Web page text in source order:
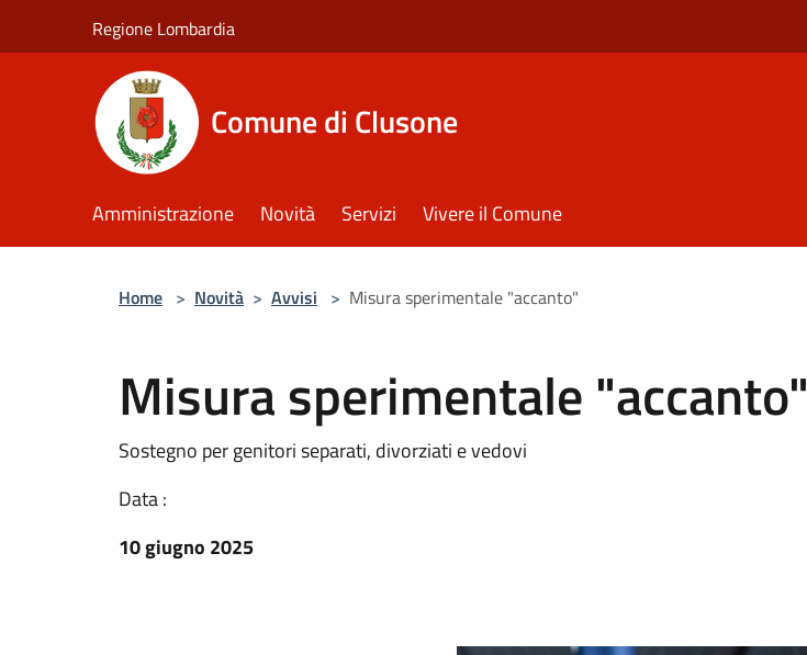
Regione Lombardia
Comune di Clusone
Amministrazione Novità Servizi Vivere il Comune
Home > Novità > Avvisi > Misura sperimentale "accanto"
Misura sperimentale "accanto"
Sostegno per genitori separati, divorziati e vedovi
Data :
10 giugno 2025